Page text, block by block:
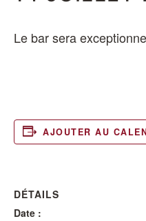
Le bar sera
AJOUTER AU
DÉTAILS
Date :